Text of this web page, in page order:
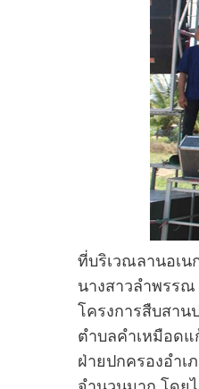
ที่บริเวณลานอเน
นางสาวลำพรรณ
โครงการสืบสา
ตำบลคำเหมือด
ฝ่ายปกครองอำเ